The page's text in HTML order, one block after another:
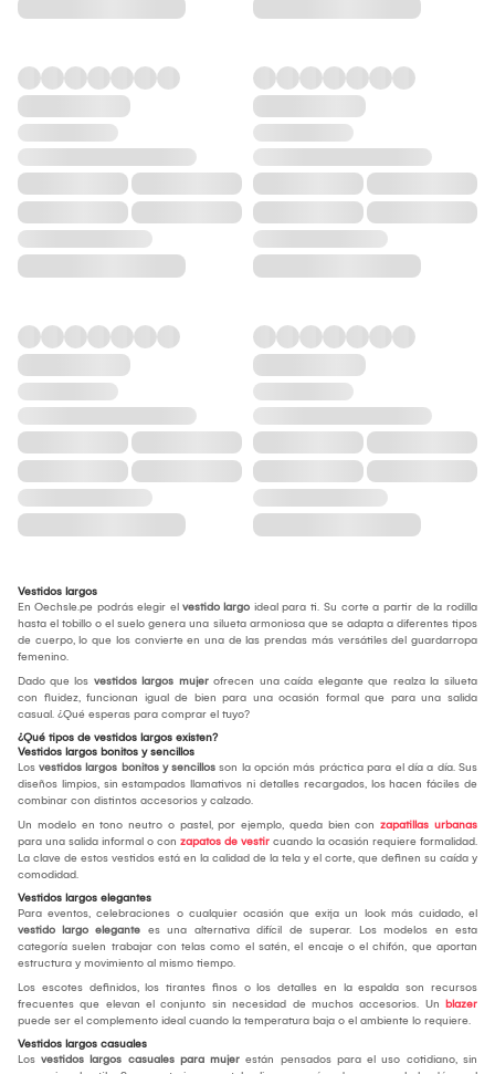
Vestidos largos
En Oechsle.pe podrás elegir el vestido largo ideal para ti. Su corte a partir de la rodilla
hasta el tobillo o el suelo genera una silueta armoniosa que se adapta a diferentes tipos
de cuerpo, lo que los convierte en una de las prendas más versátiles del guardarropa
femenino.
Dado que los vestidos largos mujer ofrecen una caída elegante que realza la silueta
con fluidez, funcionan igual de bien para una ocasión formal que para una salida
casual. ¿Qué esperas para comprar el tuyo?
¿Qué tipos de vestidos largos existen?
Vestidos largos bonitos y sencillos
Los vestidos largos bonitos y sencillos son la opción más práctica para el día a día. Sus
diseños limpios, sin estampados llamativos ni detalles recargados, los hacen fáciles de
combinar con distintos accesorios y calzado.
Un modelo en tono neutro o pastel, por ejemplo, queda bien con zapatillas urbanas
para una salida informal o con zapatos de vestir cuando la ocasión requiere formalidad.
La clave de estos vestidos está en la calidad de la tela y el corte, que definen su caída y
comodidad.
Vestidos largos elegantes
Para eventos, celebraciones o cualquier ocasión que exija un look más cuidado, el
vestido largo elegante es una alternativa difícil de superar. Los modelos en esta
categoría suelen trabajar con telas como el satén, el encaje o el chifón, que aportan
estructura y movimiento al mismo tiempo.
Los escotes definidos, los tirantes finos o los detalles en la espalda son recursos
frecuentes que elevan el conjunto sin necesidad de muchos accesorios. Un blazer
puede ser el complemento ideal cuando la temperatura baja o el ambiente lo requiere.
Vestidos largos casuales
Los vestidos largos casuales para mujer están pensados para el uso cotidiano, sin